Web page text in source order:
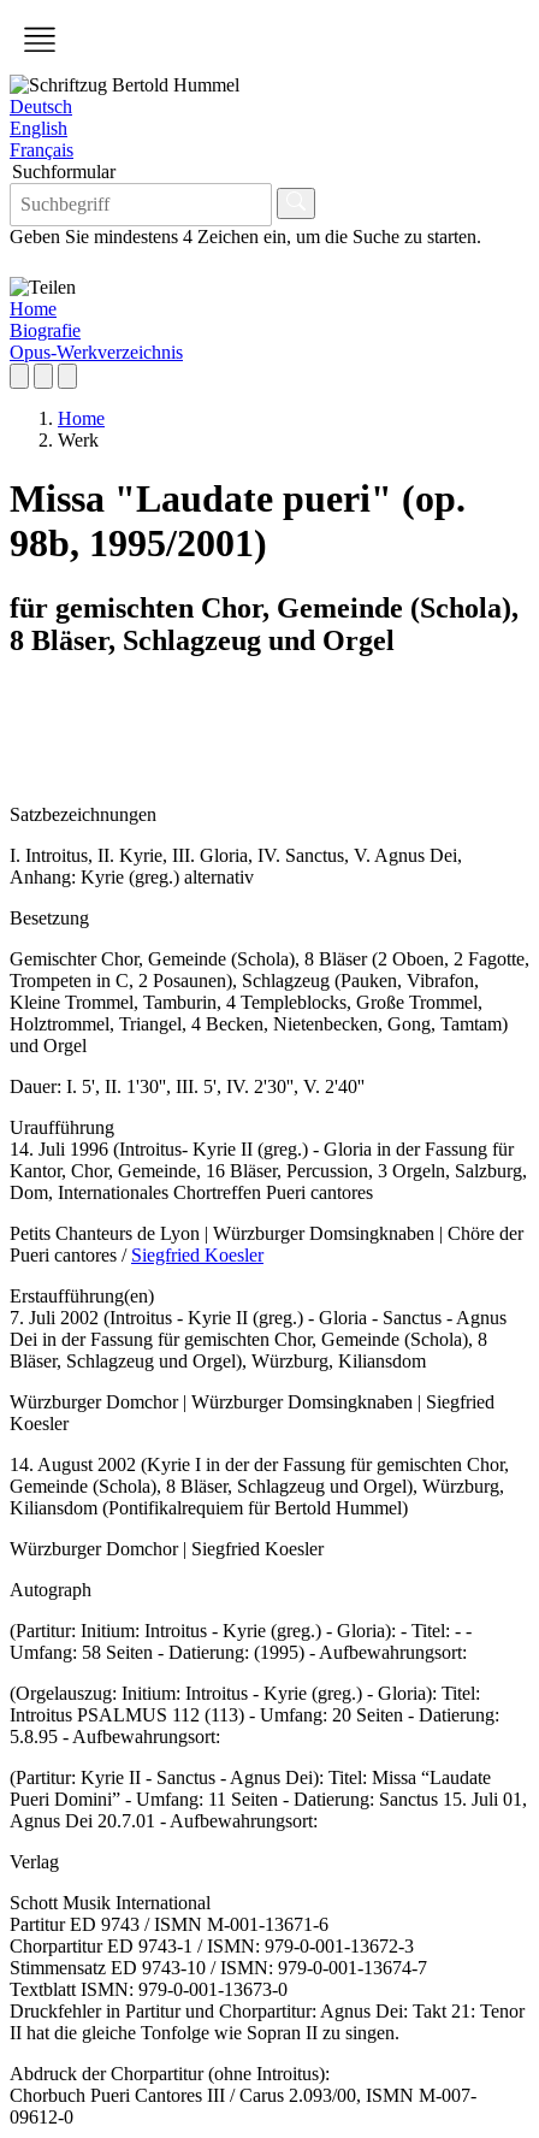
Deutsch
English
Français
Suchformular
Geben Sie mindestens 4 Zeichen ein, um die Suche zu starten.
Home
Biografie
Opus-Werkverzeichnis
Home
Werk
Missa "Laudate pueri" (op.
98b, 1995/2001)
für gemischten Chor, Gemeinde (Schola),
8 Bläser, Schlagzeug und Orgel
Satzbezeichnungen
I. Introitus, II. Kyrie, III. Gloria, IV. Sanctus, V. Agnus Dei,
Anhang: Kyrie (greg.) alternativ
Besetzung
Gemischter Chor, Gemeinde (Schola), 8 Bläser (2 Oboen, 2 Fagotte,
Trompeten in C, 2 Posaunen), Schlagzeug (Pauken, Vibrafon,
Kleine Trommel, Tamburin, 4 Templeblocks, Große Trommel,
Holztrommel, Triangel, 4 Becken, Nietenbecken, Gong, Tamtam)
und Orgel
Dauer: I. 5', II. 1'30'', III. 5', IV. 2'30'', V. 2'40''
Uraufführung
14. Juli 1996 (Introitus- Kyrie II (greg.) - Gloria in der Fassung für
Kantor, Chor, Gemeinde, 16 Bläser, Percussion, 3 Orgeln, Salzburg,
Dom, Internationales Chortreffen Pueri cantores
Petits Chanteurs de Lyon | Würzburger Domsingknaben | Chöre der
Pueri cantores / Siegfried Koesler
Erstaufführung(en)
7. Juli 2002 (Introitus - Kyrie II (greg.) - Gloria - Sanctus - Agnus
Dei in der Fassung für gemischten Chor, Gemeinde (Schola), 8
Bläser, Schlagzeug und Orgel), Würzburg, Kiliansdom
Würzburger Domchor | Würzburger Domsingknaben | Siegfried
Koesler
14. August 2002 (Kyrie I in der der Fassung für gemischten Chor,
Gemeinde (Schola), 8 Bläser, Schlagzeug und Orgel), Würzburg,
Kiliansdom (Pontifikalrequiem für Bertold Hummel)
Würzburger Domchor | Siegfried Koesler
Autograph
(Partitur: Initium: Introitus - Kyrie (greg.) - Gloria): - Titel: - -
Umfang: 58 Seiten - Datierung: (1995) - Aufbewahrungsort:
(Orgelauszug: Initium: Introitus - Kyrie (greg.) - Gloria): Titel:
Introitus PSALMUS 112 (113) - Umfang: 20 Seiten - Datierung:
5.8.95 - Aufbewahrungsort:
(Partitur: Kyrie II - Sanctus - Agnus Dei): Titel: Missa “Laudate
Pueri Domini” - Umfang: 11 Seiten - Datierung: Sanctus 15. Juli 01,
Agnus Dei 20.7.01 - Aufbewahrungsort:
Verlag
Schott Musik International
Partitur ED 9743 / ISMN M-001-13671-6
Chorpartitur ED 9743-1 / ISMN: 979-0-001-13672-3
Stimmensatz ED 9743-10 / ISMN: 979-0-001-13674-7
Textblatt ISMN: 979-0-001-13673-0
Druckfehler in Partitur und Chorpartitur: Agnus Dei: Takt 21: Tenor
II hat die gleiche Tonfolge wie Sopran II zu singen.
Abdruck der Chorpartitur (ohne Introitus):
Chorbuch Pueri Cantores III / Carus 2.093/00, ISMN M-007-
09612-0